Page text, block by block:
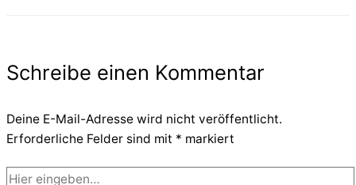
Schreibe einen Kommentar
Deine E-Mail-Adresse wird nicht veröffentlicht.
Erforderliche Felder sind mit * markiert
Hier